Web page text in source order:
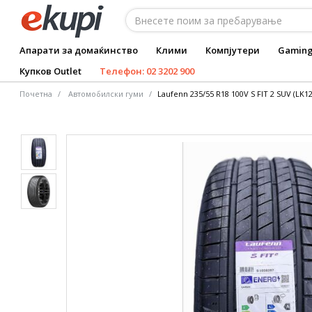
Апарати за домаќинство Клими Компјутери
Купков Outlet
Телефон: 02 3202 900
Почетна Автомобилски гуми Laufenn 235/55 R18 100V S FIT 2 SUV